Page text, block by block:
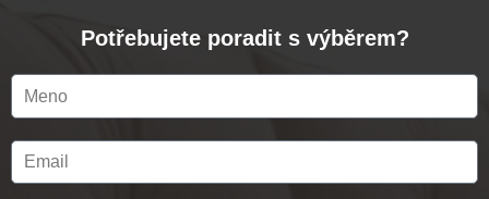
Potřebujete poradit s výběrem?